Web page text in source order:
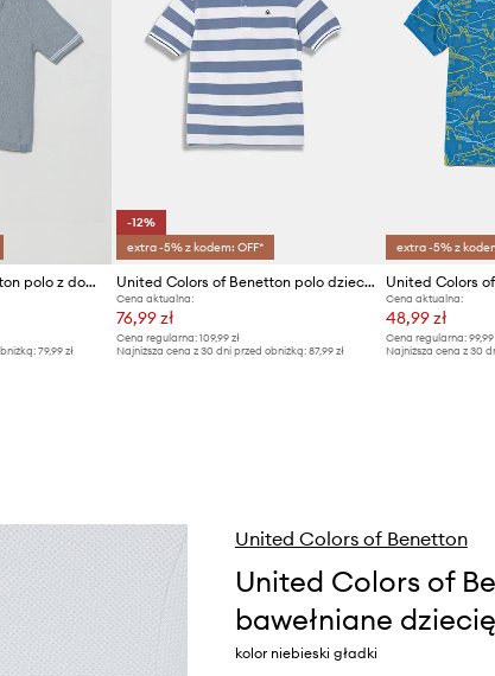
United Colors of Benetton polo z domieszką lnu dziecięce
79,99 zł
-12%
extra -5% z kodem: OFF*
United Colors of Benetton polo dziecięce bawełniane
Cena aktualna:
76,99 zł
Cena regularna: 109,99 zł
Najniższa cena z 30 dni przed obniżką: 87,99 zł
extra -5% z
Cena aktualna:
48,99 zł
Cena regularna:99,99
Najniższa cena z 30
United Colors of Benetton
United Colors of
bawełniane
kolor niebieski gładki